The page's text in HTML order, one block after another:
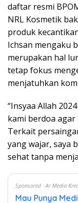
daftar resmi
NRL Kosmetik
produk
Ichsan mengaku
merupakan hal
tetap fokus
menjatuhkan
“Insyaa Allah
kami berdoa
Terkait
yang wajar, saya
sehat tanpa
Sponsored · Ar Media
Mau Punya